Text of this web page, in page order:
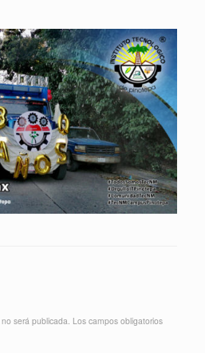
será publicada. Los campos obligatorios